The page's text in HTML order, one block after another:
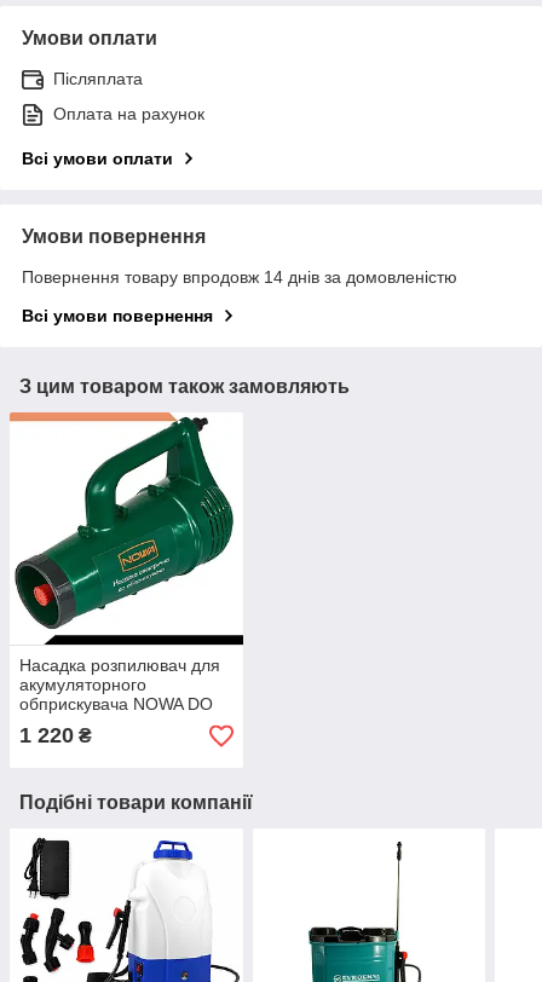
Умови оплати
Післяплата
Оплата на рахунок
Всі умови оплати
Умови повернення
Повернення товару впродовж 14 днів за домовленістю
Всі умови повернення
З цим товаром також замовляють
Насадка розпилювач для
акумуляторного
обприскувача NOWA DO
0612o 12 В, турбонасадка
1 220 ₴
Подібні товари компанії